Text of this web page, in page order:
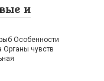
и
Особенности
Органы чувств